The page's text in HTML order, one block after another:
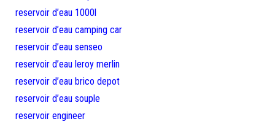
reservoir d’eau 1000l
reservoir d’eau camping car
reservoir d’eau senseo
reservoir d’eau leroy merlin
reservoir d’eau brico depot
reservoir d’eau souple
reservoir engineer